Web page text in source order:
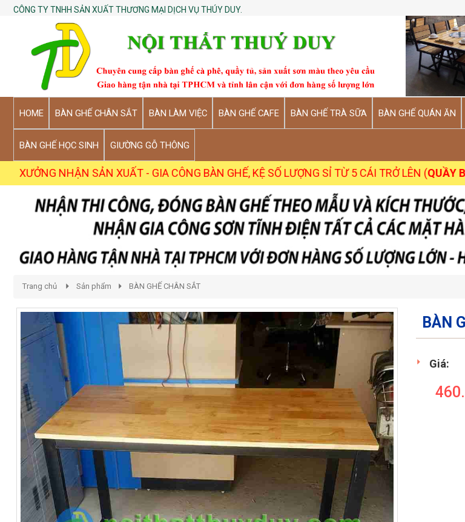
CÔNG TY TNHH SẢN XUẤT THƯƠNG MẠI DỊCH VỤ THÚY DUY.
HOME BÀN GHẾ CHÂN SẮT BÀN LÀM VIỆC BÀN GHẾ CAFE BÀN GHẾ TRÀ SỮA BÀN GHẾ QUÁN ĂN
BÀN GHẾ HỌC SINH GIƯỜNG GỖ THÔNG
NHẬN SẢN XUẤT - GIA CÔNG BÀN GHẾ, KỆ SỐ LƯỢNG SỈ TỪ 5 CÁI TRỞ LÊN (QUẦY BAR 1
Trang chủ Sản phẩm BÀN GHẾ CHÂN SẮT
BÀN
Giá: